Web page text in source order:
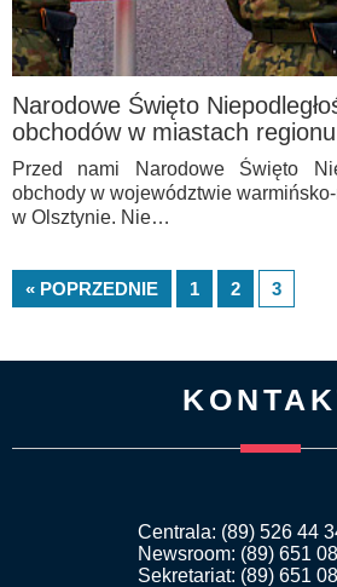
Narodowe Święto
obchodów w miastach regionu
Przed nami Narodowe Święto
obchody w województwie
w Olsztynie. Nie…
« POPRZEDNIE 1 2 3
Centrala: (89) 526 44
Newsroom: (89) 651
Sekretariat: (89) 651